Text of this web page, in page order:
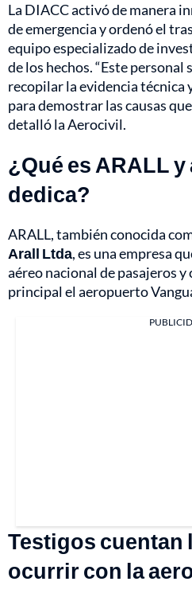
La DIACC activó de manera
de emergencia y ordenó el
equipo especializado de
de los hechos. “Este personal
recopilar la evidencia técnica
para demostrar las causas
detalló la Aerocivil.
¿Qué es ARALL y
dedica?
ARALL, también conocida
Arall Ltda, es una empresa
aéreo nacional de pasajeros y
principal el aeropuerto
Testigos cuentan
ocurrir con la